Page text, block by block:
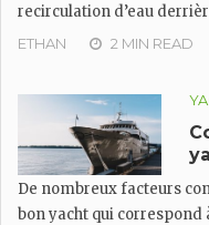
recirculation d’eau
ETHAN 2 MIN READ
De nombreux facteurs
bon yacht qui correspond